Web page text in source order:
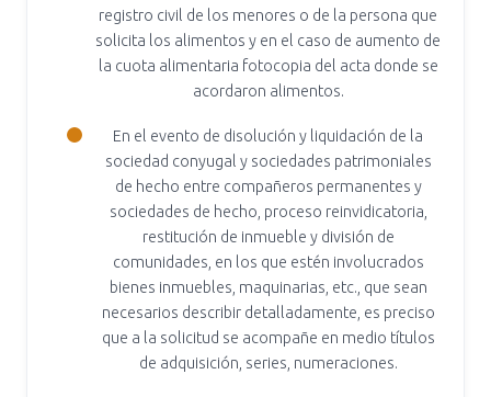
registro civil de los menores o de la persona que
solicita los alimentos y en el caso de aumento de
la cuota alimentaria fotocopia del acta donde se
acordaron alimentos.
En el evento de disolución y liquidación de la
sociedad conyugal y sociedades patrimoniales
de hecho entre compañeros permanentes y
sociedades de hecho, proceso reinvidicatoria,
restitución de inmueble y división de
comunidades, en los que estén involucrados
bienes inmuebles, maquinarias, etc., que sean
necesarios describir detalladamente, es preciso
que a la solicitud se acompañe en medio títulos
de adquisición, series, numeraciones.